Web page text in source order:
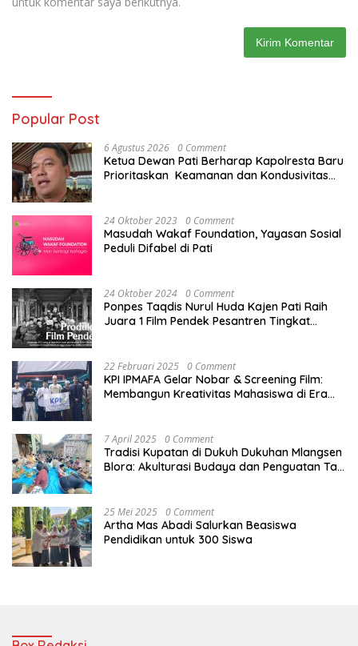
Popular Post
6 Agustus 2026 0 Comment
Ketua Dewan Pati Berharap Kapolresta Baru
Prioritaskan Keamanan dan Kondusivitas
24 Oktober 2023 0 Comment
Masudah Wakaf Foundation, Yayasan Sosial
Peduli Difabel di Pati
24 Oktober 2024 0 Comment
Ponpes Taqdis Nurul Huda Kajen Pati Raih
Juara 1 Film Pendek Pesantren Tingkat
22 Februari 2025 0 Comment
KPI IPMAFA Gelar Nobar & Screening Film:
Membangun Kreativitas Mahasiswa di Era
7 April 2025 0 Comment
Tradisi Kupatan di Dukuh Dukuhan Mlangsen
Blora: Akulturasi Budaya dan Penguatan Tali
25 Mei 2025 0 Comment
Artha Mas Abadi Salurkan Beasiswa
Pendidikan untuk 300 Siswa